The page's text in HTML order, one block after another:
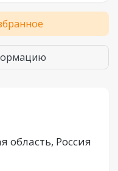
область, Россия